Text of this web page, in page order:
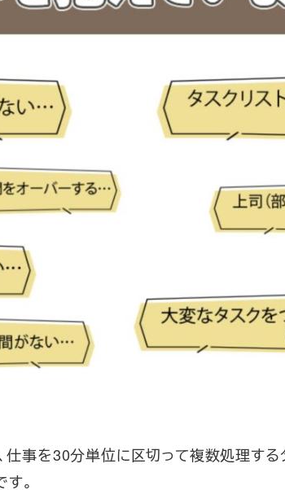
仕事を30分単位に区切って複数処理する
す。